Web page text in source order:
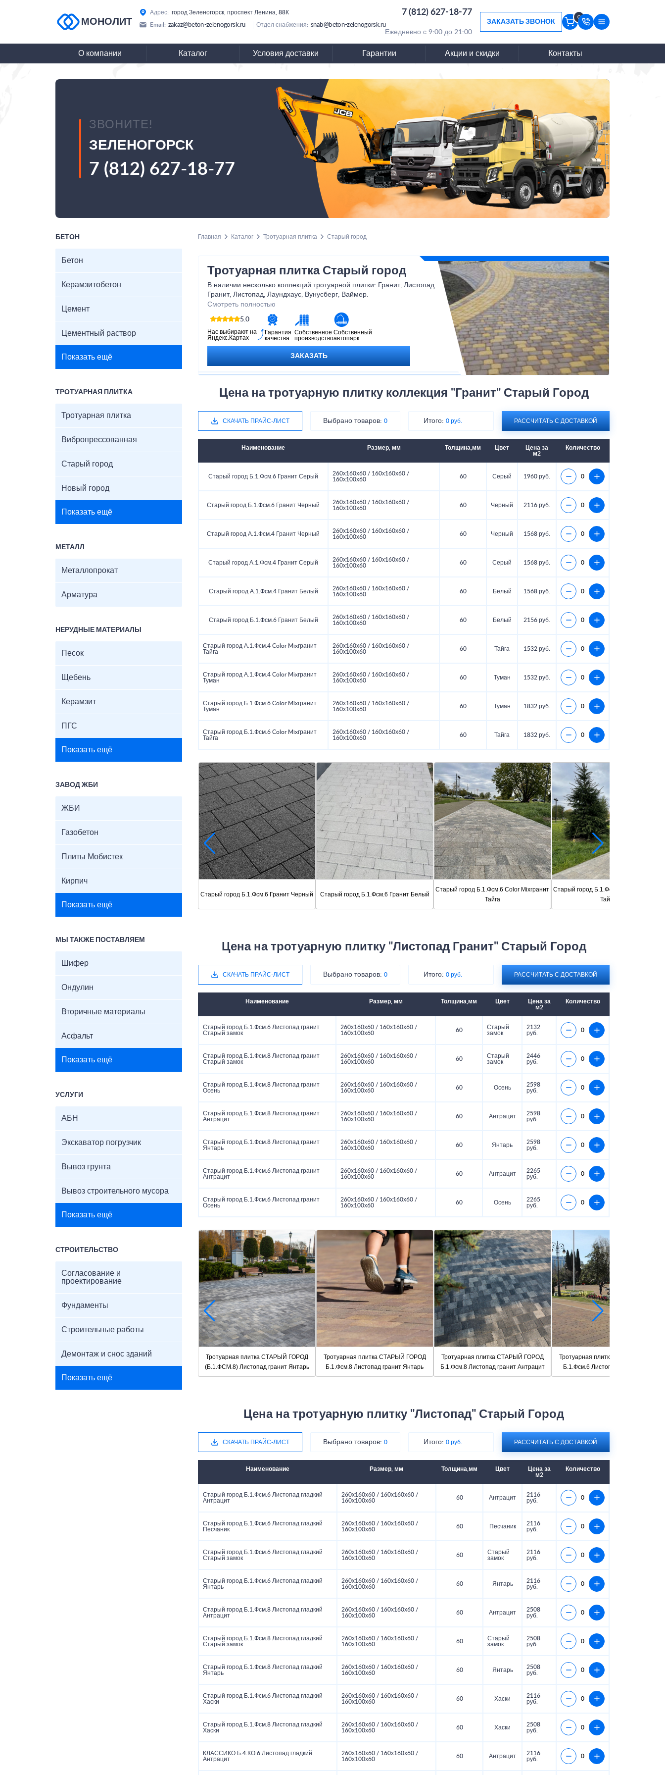
МОНОЛИТ
Адрес: город Зеленогорск, проспект Ленина, 88К 7 (812) 627-18-77
Email: zakaz@beton-zelenogorsk.ru Отдел снабжения: snab@beton-zelenogorsk.ru
Ежедневно с 9:00 до 21:00
ЗАКАЗАТЬ ЗВОНОК
0
О компании Каталог Условия доставки Гарантии Акции и скидки Контакты
ЗВОНИТЕ!
ЗЕЛЕНОГОРСК
7 (812) 627-18-77
БЕТОН
Бетон
Керамзитобетон
Цемент
Цементный раствор
Показать ещё
ТРОТУАРНАЯ ПЛИТКА
Тротуарная плитка
Вибропрессованная
Старый город
Новый город
Показать ещё
МЕТАЛЛ
Металлопрокат
Арматура
НЕРУДНЫЕ МАТЕРИАЛЫ
Песок
Щебень
Керамзит
ПГС
Показать ещё
ЗАВОД ЖБИ
ЖБИ
Газобетон
Плиты Мобистек
Кирпич
Показать ещё
МЫ ТАКЖЕ ПОСТАВЛЯЕМ
Шифер
Ондулин
Вторичные материалы
Асфальт
Показать ещё
УСЛУГИ
АБН
Экскаватор погрузчик
Вывоз грунта
Вывоз строительного мусора
Показать ещё
СТРОИТЕЛЬСТВО
Согласование и
проектирование
Фундаменты
Строительные работы
Демонтаж и снос зданий
Показать ещё
Главная Каталог Тротуарная плитка Старый город
Тротуарная плитка Старый город
В наличии несколько коллекций тротуарной плитки: Гранит, Листопад
Гранит, Листопад, Лаундхаус, Вунусберг, Ваймер.
Готовый ассортимент на складе — около 50 м², а при необходимости
плитка может быть изготовлена под заказ за 2–3 дня.
Доступны разные размеры, варианты и толщины. Для консультации и
уточнения деталей свяжитесь с менеджером производства.
Идеально подходит для мощения дворов, пешеходных зон, садовых
Смотреть полностью
5.0
Нас выбирают на
Яндекс.Картах
Гарантия
качества
Собственное
производство
Собственный
автопарк
ЗАКАЗАТЬ
Цена на тротуарную плитку коллекция "Гранит" Старый Город
СКАЧАТЬ ПРАЙС-ЛИСТ Выбрано товаров: 0 Итого:0 руб. РАССЧИТАТЬ С ДОСТАВКОЙ
Наименование Размер, мм Толщина,мм Цвет
Цена за
м2
Количество
Старый город Б.1.Фсм.6 Гранит Серый
260х160х60 / 160х160х60 /
160х100х60
60 Серый 1960 руб.
Старый город Б.1.Фсм.6 Гранит Черный
260х160х60 / 160х160х60 /
160х100х60
60 Черный 2116 руб.
Старый город А.1.Фсм.4 Гранит Черный
260х160х60 / 160х160х60 /
160х100х60
60 Черный 1568 руб.
Старый город А.1.Фсм.4 Гранит Серый
260х160х60 / 160х160х60 /
160х100х60
60 Серый 1568 руб.
Старый город А.1.Фсм.4 Гранит Белый
260х160х60 / 160х160х60 /
160х100х60
60 Белый 1568 руб.
Старый город Б.1.Фсм.6 Гранит Белый
260х160х60 / 160х160х60 /
160х100х60
60 Белый 2156 руб.
Старый город А.1.Фсм.4 Color Mixгранит
Тайга
260х160х60 / 160х160х60 /
160х100х60
60 Тайга 1532 руб.
Старый город А.1.Фсм.4 Color Mixгранит
Туман
260х160х60 / 160х160х60 /
160х100х60
60 Туман 1532 руб.
Старый город Б.1.Фсм.6 Color Mixгранит
Туман
260х160х60 / 160х160х60 /
160х100х60
60 Туман 1832 руб.
Старый город Б.1.Фсм.6 Color Mixгранит
Тайга
260х160х60 / 160х160х60 /
160х100х60
60 Тайга 1832 руб.
Старый город Б.1.Фсм.6 Гранит Черный Старый город Б.1.Фсм.6 Гранит Белый
Старый город Б.1.Фсм.6 Color Mixгранит
Тайга
Старый город Б.1.Фсм.6 Color
Тайга 2
Цена на тротуарную плитку "Листопад Гранит" Старый Город
СКАЧАТЬ ПРАЙС-ЛИСТ Выбрано товаров: 0 Итого:0 руб. РАССЧИТАТЬ С ДОСТАВКОЙ
Наименование Размер, мм Толщина,мм Цвет
Цена за
м2
Количество
Старый город Б.1.Фсм.6 Листопад гранит
Старый замок
260х160х60 / 160х160х60 /
160х100х60
60
Старый
замок
2132
руб.
Старый город Б.1.Фсм.8 Листопад гранит
Старый замок
260х160х60 / 160х160х60 /
160х100х60
60
Старый
замок
2446
руб.
Старый город Б.1.Фсм.8 Листопад гранит
Осень
260х160х60 / 160х160х60 /
160х100х60
60 Осень
2598
руб.
Старый город Б.1.Фсм.8 Листопад гранит
Антрацит
260х160х60 / 160х160х60 /
160х100х60
60 Антрацит
2598
руб.
Старый город Б.1.Фсм.8 Листопад гранит
Янтарь
260х160х60 / 160х160х60 /
160х100х60
60 Янтарь
2598
руб.
Старый город Б.1.Фсм.6 Листопад гранит
Антрацит
260х160х60 / 160х160х60 /
160х100х60
60 Антрацит
2265
руб.
Старый город Б.1.Фсм.6 Листопад гранит
Осень
260х160х60 / 160х160х60 /
160х100х60
60 Осень
2265
руб.
Тротуарная плитка СТАРЫЙ ГОРОД
(Б.1.ФСМ.8) Листопад гранит Янтарь
Тротуарная плитка СТАРЫЙ ГОРОД
Б.1.Фсм.8 Листопад гранит Янтарь
Тротуарная плитка СТАРЫЙ ГОРОД
Б.1.Фсм.8 Листопад гранит Антрацит
Тротуарная плитка СТАРЫЙ ГОРОД
Б.1.Фсм.6 Листопад гранит Осень
Цена на тротуарную плитку "Листопад" Старый Город
СКАЧАТЬ ПРАЙС-ЛИСТ Выбрано товаров: 0 Итого:0 руб. РАССЧИТАТЬ С ДОСТАВКОЙ
Наименование Размер, мм Толщина,мм Цвет
Цена за
м2
Количество
Старый город Б.1.Фсм.6 Листопад гладкий
Антрацит
260х160х60 / 160х160х60 /
160х100х60
60 Антрацит
2116
руб.
Старый город Б.1.Фсм.6 Листопад гладкий
Песчаник
260х160х60 / 160х160х60 /
160х100х60
60 Песчаник
2116
руб.
Старый город Б.1.Фсм.6 Листопад гладкий
Старый замок
260х160х60 / 160х160х60 /
160х100х60
60
Старый
замок
2116
руб.
Старый город Б.1.Фсм.6 Листопад гладкий
Янтарь
260х160х60 / 160х160х60 /
160х100х60
60 Янтарь
2116
руб.
Старый город Б.1.Фсм.8 Листопад гладкий
Антрацит
260х160х60 / 160х160х60 /
160х100х60
60 Антрацит
2508
руб.
Старый город Б.1.Фсм.8 Листопад гладкий
Старый замок
260х160х60 / 160х160х60 /
160х100х60
60
Старый
замок
2508
руб.
Старый город Б.1.Фсм.8 Листопад гладкий
Янтарь
260х160х60 / 160х160х60 /
160х100х60
60 Янтарь
2508
руб.
Старый город Б.1.Фсм.6 Листопад гладкий
Хаски
260х160х60 / 160х160х60 /
160х100х60
60 Хаски
2116
руб.
Старый город Б.1.Фсм.8 Листопад гладкий
Хаски
260х160х60 / 160х160х60 /
160х100х60
60 Хаски
2508
руб.
КЛАССИКО Б.4.КО.6 Листопад гладкий
Антрацит
260х160х60 / 160х160х60 /
160х100х60
60 Антрацит
2116
руб.